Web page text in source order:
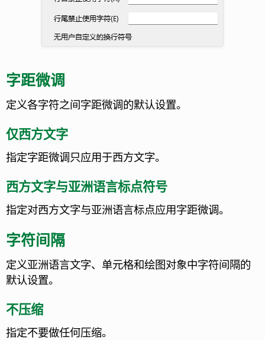
字距微调
定义各字符之间字距微调的默认设置。
仅西方文字
指定字距微调只应用于西方文字。
西方文字与亚洲语言标点符号
指定对西方文字与亚洲语言标点应用字距微调。
字符间隔
定义亚洲语言文字、单元格和绘图对象中字符间隔的
默认设置。
不压缩
指定不要做任何压缩。